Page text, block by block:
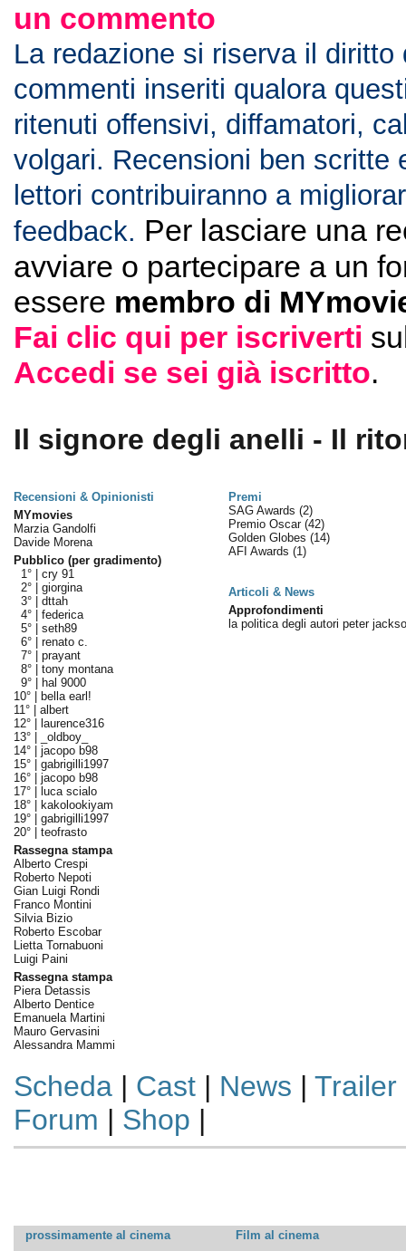
un commento
La redazione si riserva il diritto
commenti inseriti qualora
ritenuti offensivi, diffamatori,
volgari. Recensioni ben scritte
lettori contribuiranno a
feedback. Per lasciare una
avviare o partecipare a un
essere membro di
Fai clic qui per iscriverti
Accedi se sei già iscritto.
Il signore degli anelli - Il
Recensioni & Opinionisti
Premi
MYmovies
Marzia Gandolfi
Davide Morena
Pubblico (per gradimento)
1° | cry 91
2° | giorgina
3° | dttah
4° | federica
5° | seth89
6° | renato c.
7° | prayant
8° | tony montana
9° |
hal 9000
10° |
bella earl!
11° | albert
12° |
laurence316
13° |
_oldboy_
14° | jacopo b98
15° | gabrigilli1997
16° | jacopo b98
17° |
luca scialo
18° |
kakolookiyam
19° | gabrigilli1997
20° | teofrasto
Rassegna stampa
Alberto Crespi
Roberto Nepoti
Gian Luigi Rondi
Franco Montini
Silvia Bizio
Roberto Escobar
Lietta Tornabuoni
Luigi Paini
Rassegna stampa
Piera Detassis
Alberto Dentice
Emanuela Martini
Mauro Gervasini
Alessandra Mammi
SAG Awards (2)
Premio Oscar (42)
Golden Globes (14)
AFI Awards (1)
Articoli & News
Approfondimenti
la politica degli autori peter
Scheda| Cast| News | Trailer
Forum | Shop |
prossimamente al cinema
Film al cinema